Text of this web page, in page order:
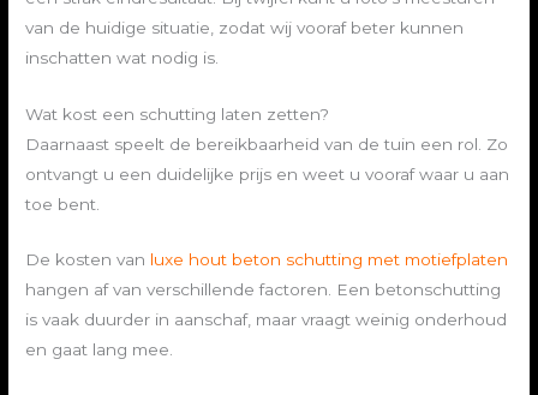
van de huidige situatie, zodat wij vooraf beter kunnen
inschatten wat nodig is.
Wat kost een schutting laten zetten?
Daarnaast speelt de bereikbaarheid van de tuin een rol. Zo
ontvangt u een duidelijke prijs en weet u vooraf waar u aan
toe bent.
De kosten van luxe hout beton schutting met motiefplaten
hangen af van verschillende factoren. Een betonschutting
is vaak duurder in aanschaf, maar vraagt weinig onderhoud
en gaat lang mee.